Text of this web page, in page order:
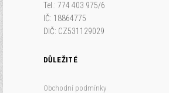
Tel.: 774 403 975/6
IČ: 18864775
DIČ: CZ531129029
DŮLEŽITÉ
Obchodní podmínky